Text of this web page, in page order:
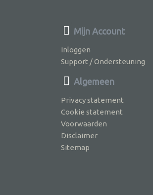
Mijn Account
Inloggen
Support / Ondersteuning
Algemeen
Privacy statement
Cookie statement
Voorwaarden
Disclaimer
Sitemap